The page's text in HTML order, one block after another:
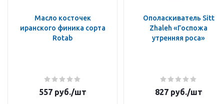
Масло косточек
иранского финика сорта
Rotab
557руб./шт
Ополаскиватель Sitt
Zhaleh «Госпожа
утренняя роса»
827руб./шт